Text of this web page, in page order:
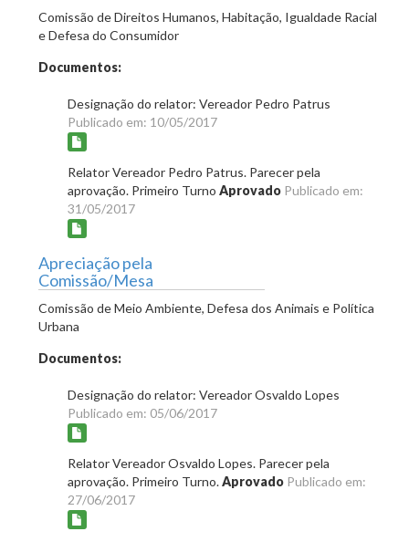
Comissão de Direitos Humanos, Habitação, Igualdade Racial
e Defesa do Consumidor
Documentos:
Designação do relator: Vereador Pedro Patrus
Publicado em: 10/05/2017
Relator Vereador Pedro Patrus. Parecer pela
aprovação. Primeiro Turno Aprovado Publicado em:
31/05/2017
Apreciação pela
Comissão/Mesa
Comissão de Meio Ambiente, Defesa dos Animais e Política
Urbana
Documentos:
Designação do relator: Vereador Osvaldo Lopes
Publicado em: 05/06/2017
Relator Vereador Osvaldo Lopes. Parecer pela
aprovação. Primeiro Turno.Aprovado Publicado em:
27/06/2017